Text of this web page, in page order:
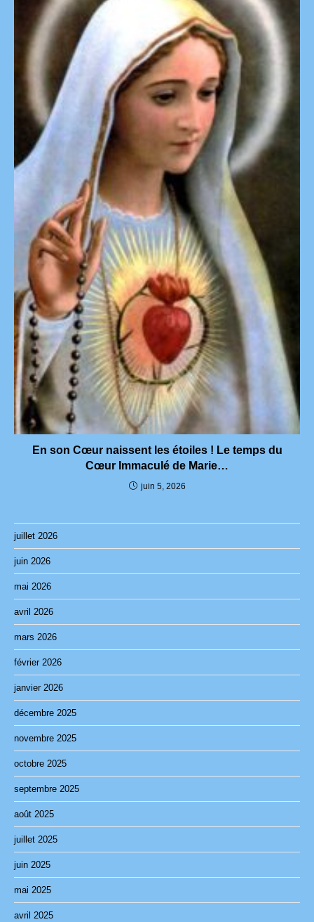
En son Cœur naissent les étoiles ! Le temps du
Cœur Immaculé de Marie…
juin 5, 2026
juillet 2026
juin 2026
mai 2026
avril 2026
mars 2026
février 2026
janvier 2026
décembre 2025
novembre 2025
octobre 2025
septembre 2025
août 2025
juillet 2025
juin 2025
mai 2025
avril 2025